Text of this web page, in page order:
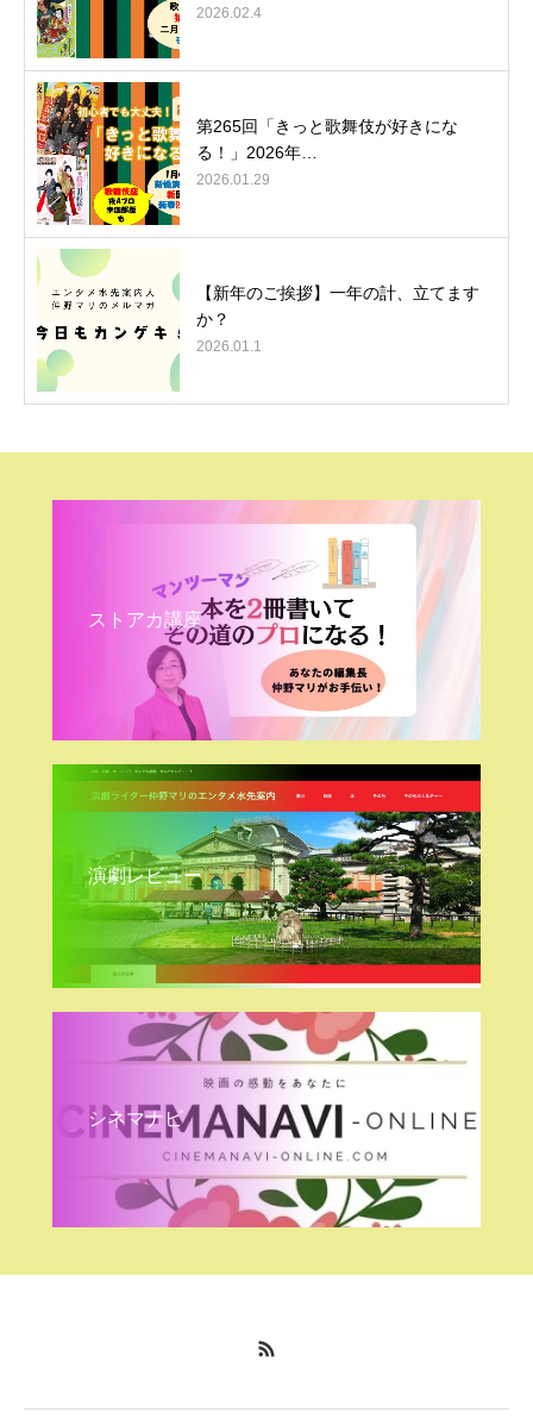
2026.02.4
第265回「きっと歌舞伎が好きにな
る！」2026年…
2026.01.29
【新年のご挨拶】一年の計、立てます
か？
2026.01.1
ストアカ講座
演劇レビュー
シネマナビ